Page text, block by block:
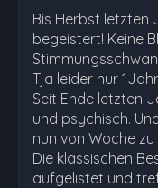
Bis Herbst letzten
begeistert! Keine
Tja leider nur
Seit Ende letzten
und psychisch.
nun von Woche
Die klassischen
aufgelistet und